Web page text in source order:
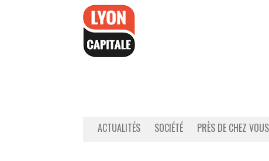
ACTUALITÉS SOCIÉTÉ PRÈS DE CHEZ VOUS